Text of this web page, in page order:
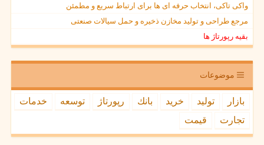
واکی تاکی، انتخاب حرفه ای ها برای ارتباط سریع و مطمئن
مرجع طراحی و تولید مخازن ذخیره و حمل سیالات صنعتی
بقیه رپورتاژ ها
موضوعات
بازار تولید خرید بانك رپورتاژ توسعه
خدمات
تجارت
قیمت